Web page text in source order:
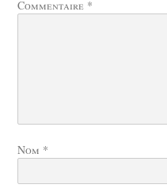
Commentaire *
Nom *